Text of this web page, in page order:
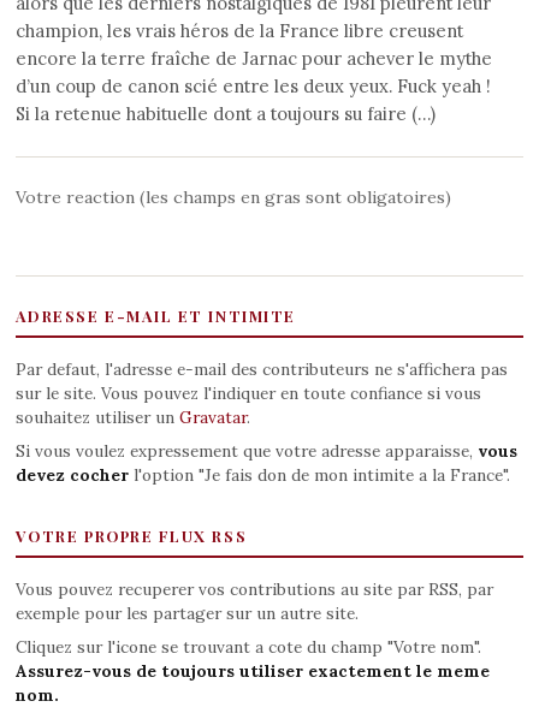
champion, les vrais héros de la France libre creusent
encore la terre fraîche de Jarnac pour achever le mythe
d’un coup de canon scié entre les deux yeux. Fuck yeah !
Si la retenue habituelle dont a toujours su faire (…)
Votre reaction (les champs en gras sont obligatoires)
ADRESSE E-MAIL ET INTIMITE
Par defaut, l'adresse e-mail des contributeurs ne s'affichera pas
sur le site. Vous pouvez l'indiquer en toute confiance si vous
souhaitez utiliser un Gravatar.
Si vous voulez expressement que votre adresse apparaisse, vous
devez cocherl'option "Je fais don de mon intimite a la France".
VOTRE PROPRE FLUX RSS
Vous pouvez recuperer vos contributions au site par RSS, par
exemple pour les partager sur un autre site.
Cliquez sur l'icone se trouvant a cote du champ "Votre nom".
Assurez-vous de toujours utiliser exactement le meme
nom.